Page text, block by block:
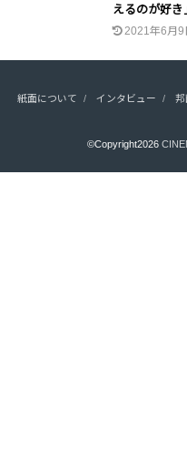
えるのが好き
2021年6月9
紙面について インタビュー 邦
©Copyright2026